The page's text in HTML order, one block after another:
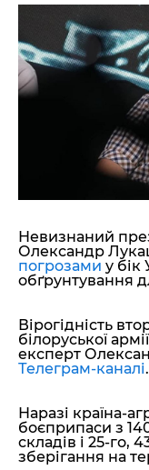
Спорт
Культура
Война на
Крыму
"ДНР"
Оккупация Крыма
Новости Крыма
Армия Украины
Пресс-релизы
Невизнаний
Олександр
погрозами у бік
обґрунтування
Вірогідність
білоруської
експерт
Телеграм-каналі.
Наразі країна-
боєприпаси з
складів і 25-го,
зберігання на